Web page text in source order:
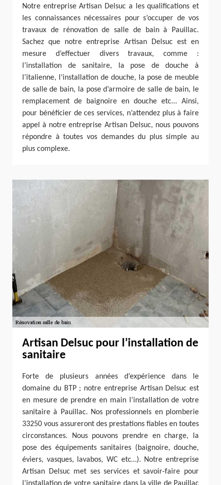
Notre entreprise Artisan Delsuc a les qualifications et
les connaissances nécessaires pour s’occuper de vos
travaux de rénovation de salle de bain à Pauillac.
Sachez que notre entreprise Artisan Delsuc est en
mesure d’effectuer divers travaux, comme :
l’installation de sanitaire, la pose de douche à
l’italienne, l’installation de douche, la pose de meuble
de salle de bain, la pose d’armoire de salle de bain, le
remplacement de baignoire en douche etc... Ainsi,
pour bénéficier de ces services, n’attendez plus à faire
appel à notre entreprise Artisan Delsuc, nous pouvons
répondre à toutes vos demandes du plus simple au
plus complexe.
Artisan Delsuc pour l’installation de
sanitaire
Forte de plusieurs années d’expérience dans le
domaine du BTP ; notre entreprise Artisan Delsuc est
en mesure de prendre en main l’installation de votre
sanitaire à Pauillac. Nos professionnels en plomberie
33250 vous assureront des prestations fiables en toutes
circonstances. Nous pouvons prendre en charge, la
pose des équipements sanitaires (baignoire, douche,
éviers, vasques, lavabos, WC etc…). Notre entreprise
Artisan Delsuc met ses services et savoir-faire pour